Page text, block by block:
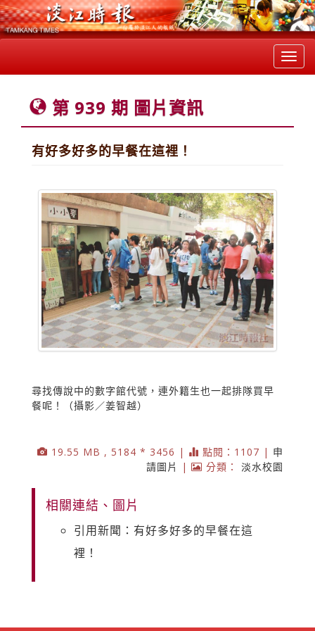
第 939 期 圖片資訊
有好多好多的早餐在這裡！
尋找傳說中的數字館代號，連外籍生也一起排隊買早
餐呢！（攝影／姜智越）
19.55 MB , 5184 * 3456 | 點閱：1107 | 申
請圖片
| 分類： 淡水校園
相關連結、圖片
引用新聞：有好多好多的早餐在這
裡！